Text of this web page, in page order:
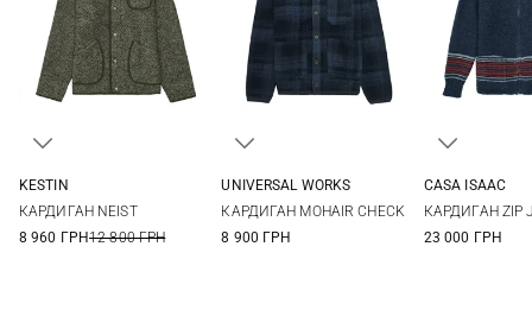
KESTIN
КАРДИГАН NEIST
8 960 ГРН12 800 ГРН
UNIVERSAL WORKS
КАРДИГАН MOHAIR CHECK
8 900 ГРН
CASA ISAAC
КАРДИГАН ZIP
23 000 ГРН